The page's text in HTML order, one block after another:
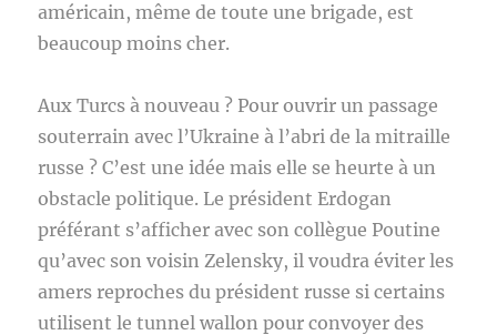
américain, même de toute une brigade, est
beaucoup moins cher.
Aux Turcs à nouveau ? Pour ouvrir un passage
souterrain avec l’Ukraine à l’abri de la mitraille
russe ? C’est une idée mais elle se heurte à un
obstacle politique. Le président Erdogan
préférant s’afficher avec son collègue Poutine
qu’avec son voisin Zelensky, il voudra éviter les
amers reproches du président russe si certains
utilisent le tunnel wallon pour convoyer des